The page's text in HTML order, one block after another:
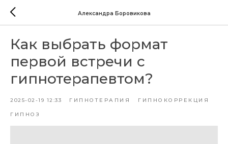
Александра Боровикова
Как выбрать формат
первой встречи с
гипнотерапевтом?
2025-02-19 12:33 ГИПНОТЕРАПИЯ ГИПНОКОРРЕКЦИЯ
ГИПНОЗ